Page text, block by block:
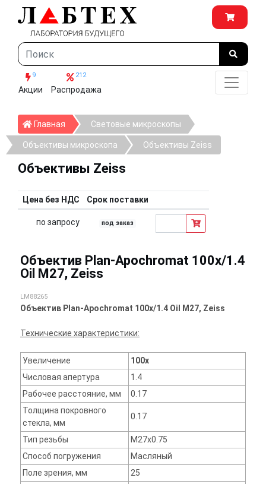
9
Акции
212
Распродажа
Главная ГлавнаяСветовые микроскопы
Объективы микроскопа Объективы Zeiss
Объективы Zeiss
Цена без НДС Срок поставки
по запросу под заказ
Объектив Plan-Apochromat 100x/1.4
Oil M27, Zeiss
LM88265
Объектив Plan-Apochromat 100x/1.4 Oil M27, Zeiss
Технические характеристики:
Увеличение
100x
Числовая апертура
1.4
Рабочее расстояние, мм
0.17
Толщина покровного
стекла, мм
0.17
Тип резьбы
M27x0.75
Способ погружения
Масляный
Поле зрения, мм
25